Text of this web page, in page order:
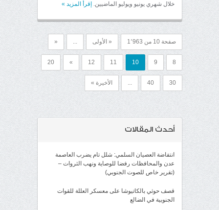
خلال شهري يونيو ويوليو الماضيين. إقرأ المزيد »
صفحة 10 من 1٬963 « الأولى ...
«
8
9
10
11
12
»
20
30
40
... الأخيرة »
أحدث المقالات
انتفاضة العصيان السلمي: شلل تام يضرب العاصمة
عدن والمحافظات رفضا للوصاية ونهب الثروات –
(تقرير خاص للصوت الجنوبي)
قصف حوثي بالكاتيوشا على معسكر العللة للقوات
الجنوبية في الضالع